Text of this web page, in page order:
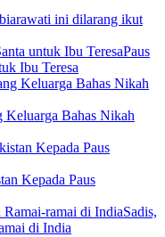
ini dilarang ikut
Paus
Ibu Teresa
Keluarga Bahas Nikah
Kepada Paus
Sadis,
di India